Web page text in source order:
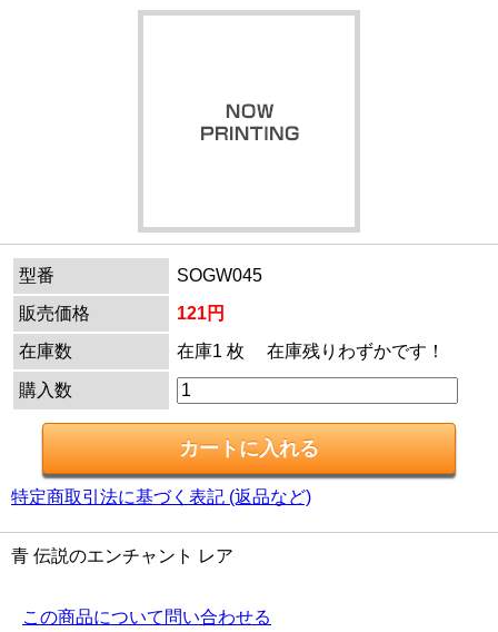
型番
SOGW045
販売価格
121円
在庫数
在庫1 枚 在庫残りわずかです！
購入数
特定商取引法に基づく表記 (返品など)
青 伝説のエンチャント レア
この商品について問い合わせる